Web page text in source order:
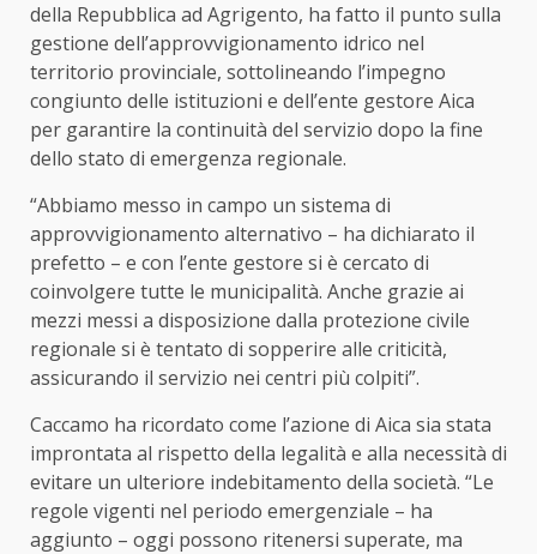
della Repubblica ad Agrigento, ha fatto il punto sulla
gestione dell’approvvigionamento idrico nel
territorio provinciale, sottolineando l’impegno
congiunto delle istituzioni e dell’ente gestore Aica
per garantire la continuità del servizio dopo la fine
dello stato di emergenza regionale.
“Abbiamo messo in campo un sistema di
approvvigionamento alternativo – ha dichiarato il
prefetto – e con l’ente gestore si è cercato di
coinvolgere tutte le municipalità. Anche grazie ai
mezzi messi a disposizione dalla protezione civile
regionale si è tentato di sopperire alle criticità,
assicurando il servizio nei centri più colpiti”.
Caccamo ha ricordato come l’azione di Aica sia stata
improntata al rispetto della legalità e alla necessità di
evitare un ulteriore indebitamento della società. “Le
regole vigenti nel periodo emergenziale – ha
aggiunto – oggi possono ritenersi superate, ma